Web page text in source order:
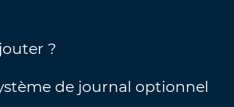
?
de journal optionnel